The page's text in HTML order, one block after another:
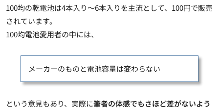
100均の乾電池は4本入り～6本入りを主流として、100円で販売
されています。
100均電池愛用者の中には、
メーカーのものと電池容量は変わらない
という意見もあり、実際に筆者の体感でもさほど差がないよう